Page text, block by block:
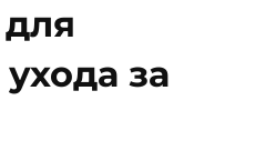
за